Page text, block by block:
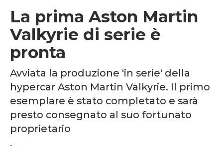
La prima Aston Martin
Valkyrie di serie è
pronta
Avviata la produzione 'in serie' della
hypercar Aston Martin Valkyrie. Il primo
esemplare è stato completato e sarà
presto consegnato al suo fortunato
proprietario